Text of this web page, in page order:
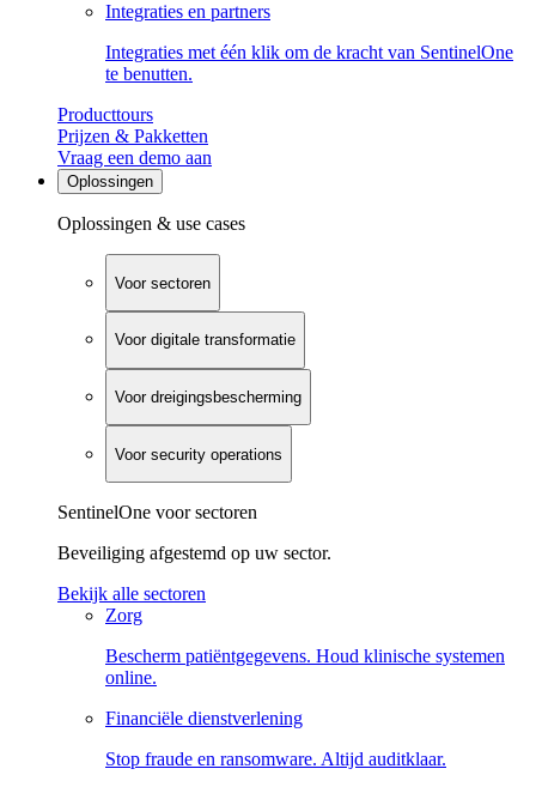
Integraties en partners
Integraties met één klik om de kracht van SentinelOne
te benutten.
Producttours
Prijzen & Pakketten
Vraag een demo aan
Oplossingen
Oplossingen & use cases
Voor sectoren
Voor digitale transformatie
Voor dreigingsbescherming
Voor security operations
SentinelOne voor sectoren
Beveiliging afgestemd op uw sector.
Bekijk alle sectoren
Zorg
Bescherm patiëntgegevens. Houd klinische systemen
online.
Financiële dienstverlening
Stop fraude en ransomware. Altijd auditklaar.